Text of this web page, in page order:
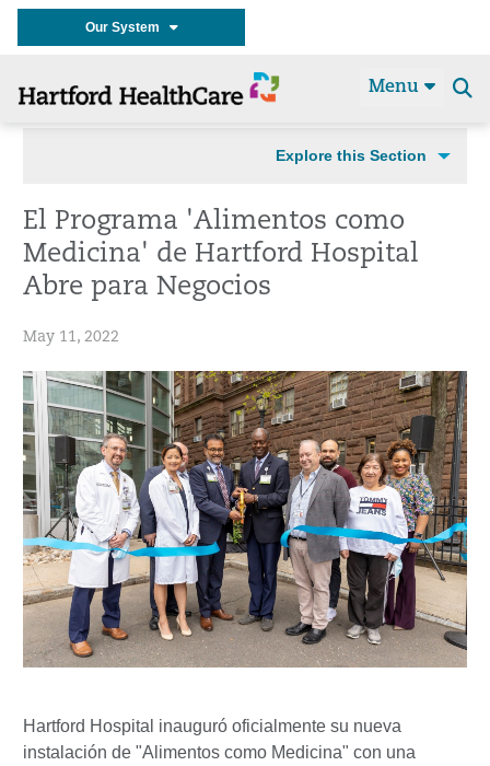
Our System
Menu
Explore this Section
El Programa 'Alimentos como
Medicina' de Hartford Hospital
Abre para Negocios
May 11, 2022
Hartford Hospital inauguró oficialmente su nueva
instalación de "Alimentos como Medicina" con una